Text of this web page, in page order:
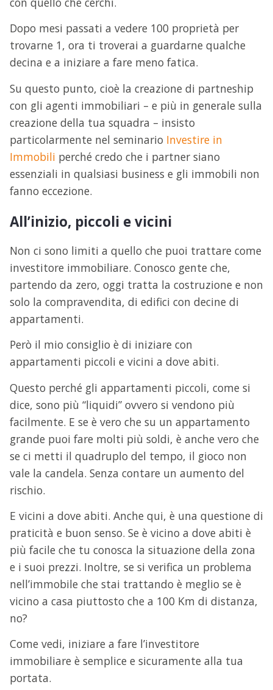
Dopo mesi passati a vedere 100 proprietà per
trovarne 1, ora ti troverai a guardarne qualche
decina e a iniziare a fare meno fatica.
Su questo punto, cioè la creazione di partneship
con gli agenti immobiliari – e più in generale sulla
creazione della tua squadra – insisto
particolarmente nel seminario Investire in
Immobili perché credo che i partner siano
essenziali in qualsiasi business e gli immobili non
fanno eccezione.
All’inizio, piccoli e vicini
Non ci sono limiti a quello che puoi trattare come
investitore immobiliare. Conosco gente che,
partendo da zero, oggi tratta la costruzione e non
solo la compravendita, di edifici con decine di
appartamenti.
Però il mio consiglio è di iniziare con
appartamenti piccoli e vicini a dove abiti.
Questo perché gli appartamenti piccoli, come si
dice, sono più “liquidi” ovvero si vendono più
facilmente. E se è vero che su un appartamento
grande puoi fare molti più soldi, è anche vero che
se ci metti il quadruplo del tempo, il gioco non
vale la candela. Senza contare un aumento del
rischio.
E vicini a dove abiti. Anche qui, è una questione di
praticità e buon senso. Se è vicino a dove abiti è
più facile che tu conosca la situazione della zona
e i suoi prezzi. Inoltre, se si verifica un problema
nell’immobile che stai trattando è meglio se è
vicino a casa piuttosto che a 100 Km di distanza,
no?
Come vedi, iniziare a fare l’investitore
immobiliare è semplice e sicuramente alla tua
portata.